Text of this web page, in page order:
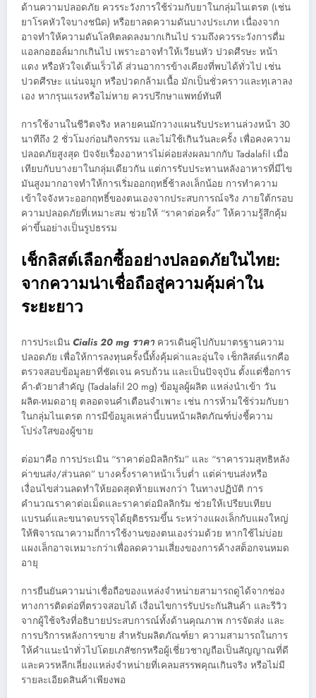
ด้านความปลอดภัย ควรระวังการใช้ร่วมกับยาในกลุ่มไนเตรต (เช่น
ยาโรคหัวใจบางชนิด) หรือยาลดความดันบางประเภท เนื่องจาก
อาจทำให้ความดันโลหิตลดลงมากเกินไป รวมถึงควรระวังการดื่ม
แอลกอฮอล์มากเกินไป เพราะอาจทำให้เวียนหัว ปวดศีรษะ หน้า
แดง หรือหัวใจเต้นเร็วได้ ส่วนอาการข้างเคียงที่พบได้ทั่วไป เช่น
ปวดศีรษะ แน่นจมูก หรือปวดกล้ามเนื้อ มักเป็นชั่วคราวและทุเลาลง
เอง หากรุนแรงหรือไม่หาย ควรปรึกษาแพทย์ทันที
การใช้งานในชีวิตจริง หลายคนมักวางแผนรับประทานล่วงหน้า 30
นาทีถึง 2 ชั่วโมงก่อนกิจกรรม และไม่ใช้เกินวันละครั้ง เพื่อคงความ
ปลอดภัยสูงสุด ปัจจัยเรื่องอาหารไม่ค่อยส่งผลมากกับ Tadalafil เมื่อ
เทียบกับบางยาในกลุ่มเดียวกัน แต่การรับประทานหลังอาหารที่มีไข
มันสูงมากอาจทำให้การเริ่มออกฤทธิ์ช้าลงเล็กน้อย การทำความ
เข้าใจจังหวะออกฤทธิ์ของตนเองจากประสบการณ์จริง ภายใต้กรอบ
ความปลอดภัยที่เหมาะสม ช่วยให้ “ราคาต่อครั้ง” ให้ความรู้สึกคุ้ม
ค่าขึ้นอย่างเป็นรูปธรรม
เช็กลิสต์เลือกซื้ออย่างปลอดภัยในไทย:
จากความน่าเชื่อถือสู่ความคุ้มค่าใน
ระยะยาว
การประเมิน Cialis 20 mg ราคา ควรเดินคู่ไปกับมาตรฐานความ
ปลอดภัย เพื่อให้การลงทุนครั้งนี้ทั้งคุ้มค่าและอุ่นใจ เช็กลิสต์แรกคือ
ตรวจสอบข้อมูลยาที่ชัดเจน ครบถ้วน และเป็นปัจจุบัน ตั้งแต่ชื่อการ
ค้า-ตัวยาสำคัญ (Tadalafil 20 mg) ข้อมูลผู้ผลิต แหล่งนำเข้า วัน
ผลิต-หมดอายุ ตลอดจนคำเตือนจำเพาะ เช่น การห้ามใช้ร่วมกับยา
ในกลุ่มไนเตรต การมีข้อมูลเหล่านี้บนหน้าผลิตภัณฑ์บ่งชี้ความ
โปร่งใสของผู้ขาย
ต่อมาคือ การประเมิน “ราคาต่อมิลลิกรัม” และ “ราคารวมสุทธิหลัง
ค่าขนส่ง/ส่วนลด” บางครั้งราคาหน้าเว็บต่ำ แต่ค่าขนส่งหรือ
เงื่อนไขส่วนลดทำให้ยอดสุดท้ายแพงกว่า ในทางปฏิบัติ การ
คำนวณราคาต่อเม็ดและราคาต่อมิลลิกรัม ช่วยให้เปรียบเทียบ
แบรนด์และขนาดบรรจุได้ยุติธรรมขึ้น ระหว่างแผงเล็กกับแผงใหญ่
ให้พิจารณาความถี่การใช้งานของตนเองร่วมด้วย หากใช้ไม่บ่อย
แผงเล็กอาจเหมาะกว่าเพื่อลดความเสี่ยงของการค้างสต็อกจนหมด
อายุ
การยืนยันความน่าเชื่อถือของแหล่งจำหน่ายสามารถดูได้จากช่อง
ทางการติดต่อที่ตรวจสอบได้ เงื่อนไขการรับประกันสินค้า และรีวิว
จากผู้ใช้จริงที่อธิบายประสบการณ์ทั้งด้านคุณภาพ การจัดส่ง และ
การบริการหลังการขาย สำหรับผลิตภัณฑ์ยา ความสามารถในการ
ให้คำแนะนำทั่วไปโดยเภสัชกรหรือผู้เชี่ยวชาญถือเป็นสัญญาณที่ดี
และควรหลีกเลี่ยงแหล่งจำหน่ายที่เคลมสรรพคุณเกินจริง หรือไม่มี
รายละเอียดสินค้าเพียงพอ